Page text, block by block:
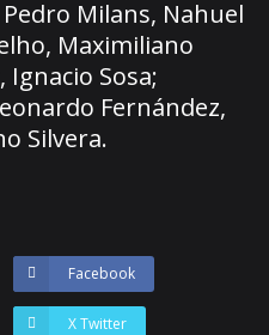
Milans, Nahuel
Maximiliano
Ignacio Sosa;
Fernández,
Silvera.
Facebook
X Twitter